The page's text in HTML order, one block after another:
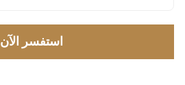
استفسر الآن